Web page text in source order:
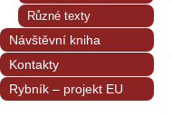
Různé texty
Návštěvní kniha
Kontakty
Rybník – projekt EU